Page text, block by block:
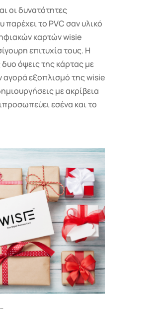
οι δυνατότητες
παρέχει το PVC σαν υλικό
καρτών wisie
επιτυχία τους. Η
όψεις της κάρτας με
αγορά εξοπλισμό της wisie
με ακρίβεια
εσένα και το